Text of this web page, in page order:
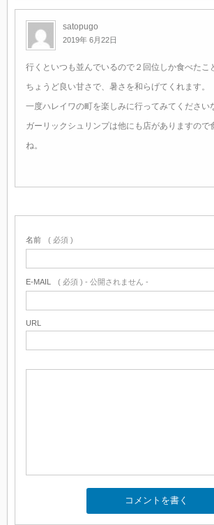
satopugo
2019年 6月22日
行くといつも並んでいるので２回位しか食べたこ
ちょうど良い甘さで、暑さを和らげてくれます。
一度ハレイワの町を楽しみに行ってみてください
ガーリックシュリンプは他にも店がありますので
ね。
名前 ( 必須 )
E-MAIL ( 必須 ) - 公開されません -
URL